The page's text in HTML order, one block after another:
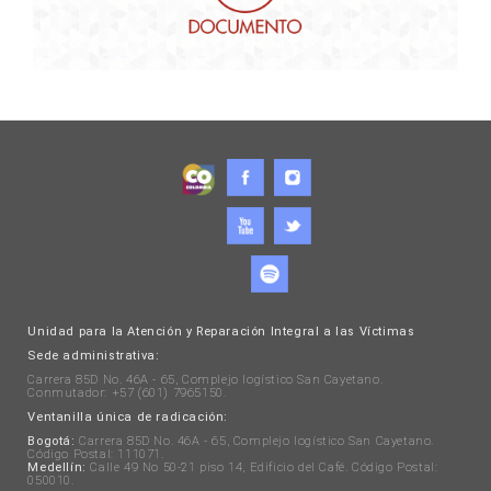
Unidad para la Atención y Reparación Integral a las Víctimas
Sede administrativa:
Carrera 85D No. 46A - 65, Complejo logístico San Cayetano.
Conmutador: +57 (601) 7965150.
Ventanilla única de radicación:
Bogotá: Carrera 85D No. 46A - 65, Complejo logístico San Cayetano.
Código Postal: 111071.
Medellín: Calle 49 No 50-21 piso 14, Edificio del Café. Código Postal:
050010.